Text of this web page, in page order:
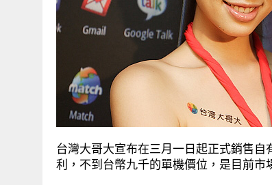
台灣大哥大宣布在三月一日起正式銷售
利，不到台幣九千的單機價位，是目前